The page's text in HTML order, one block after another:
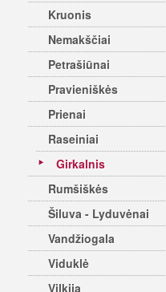
Kruonis
Nemakščiai
Petrašiūnai
Pravieniškės
Prienai
Raseiniai
Girkalnis
Rumšiškės
Šiluva - Lyduvėnai
Vandžiogala
Viduklė
Vilkija